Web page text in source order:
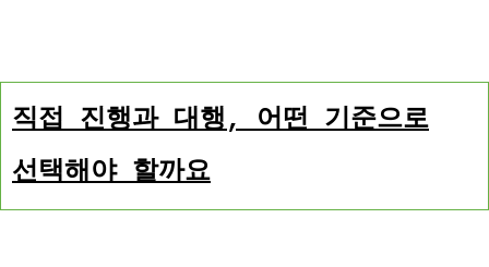
직접 진행과 대행, 어떤 기준으로
선택해야 할까요